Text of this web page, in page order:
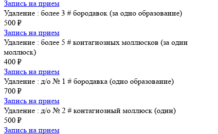
Запись на прием
Удаление : более 3 # бородавок (за одно образование)
500 ₽
Запись на прием
Удаление : более 5 # контагиозных моллюсков (за один
моллюск)
400 ₽
Запись на прием
Удаление : д/о № 1 # бородавка (одно образование)
700 ₽
Запись на прием
Удаление : д/о № 2 # контагиозный моллюск (один)
500 ₽
Запись на прием